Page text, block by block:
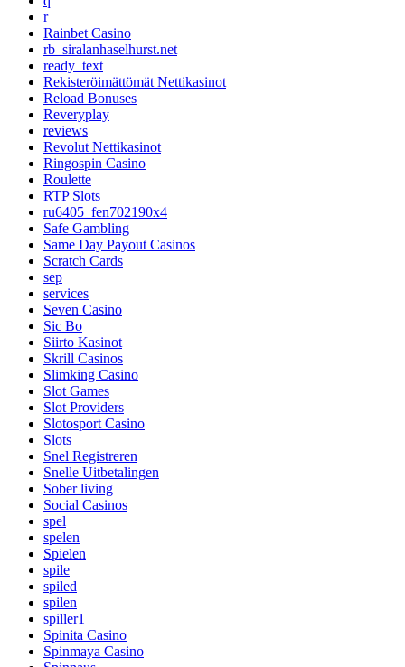
r
Rainbet Casino
rb_siralanhaselhurst.net
ready_text
Rekisteröimättömät Nettikasinot
Reload Bonuses
Reveryplay
reviews
Revolut Nettikasinot
Ringospin Casino
Roulette
RTP Slots
ru6405_fen702190x4
Safe Gambling
Same Day Payout Casinos
Scratch Cards
sep
services
Seven Casino
Sic Bo
Siirto Kasinot
Skrill Casinos
Slimking Casino
Slot Games
Slot Providers
Slotosport Casino
Slots
Snel Registreren
Snelle Uitbetalingen
Sober living
Social Casinos
spel
spelen
Spielen
spile
spiled
spilen
spiller1
Spinita Casino
Spinmaya Casino